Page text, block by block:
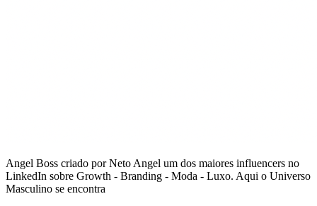
Angel Boss criado por Neto Angel um dos maiores influencers no
LinkedIn sobre Growth - Branding - Moda - Luxo. Aqui o Universo
Masculino se encontra